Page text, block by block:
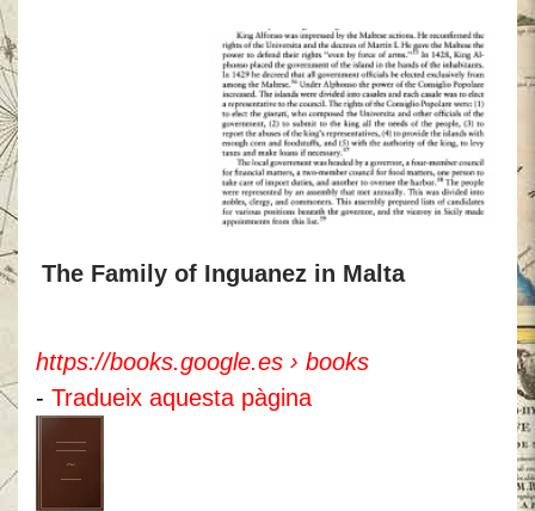
The Family of Inguanez in Malta
https://books.google.es › books
- Tradueix aquesta pàgina